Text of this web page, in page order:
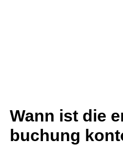
Wann ist die
buchung